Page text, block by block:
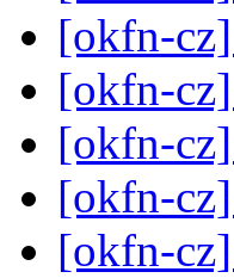
[okfn-
[okfn-
[okfn-
[okfn-
[okfn-